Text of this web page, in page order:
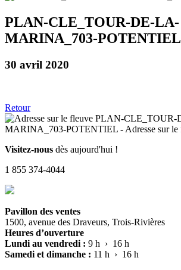
PLAN-CLE_TOUR-DE-LA-
MARINA_703-POTENTIEL
30 avril 2020
Retour
Visitez-nous dès aujourd'hui !
1 855 374-4044
Pavillon des ventes
1500, avenue des Draveurs, Trois-Rivières
Heures d’ouverture
Lundi au vendredi : 9 h › 16 h
Samedi et dimanche : 11 h › 16 h